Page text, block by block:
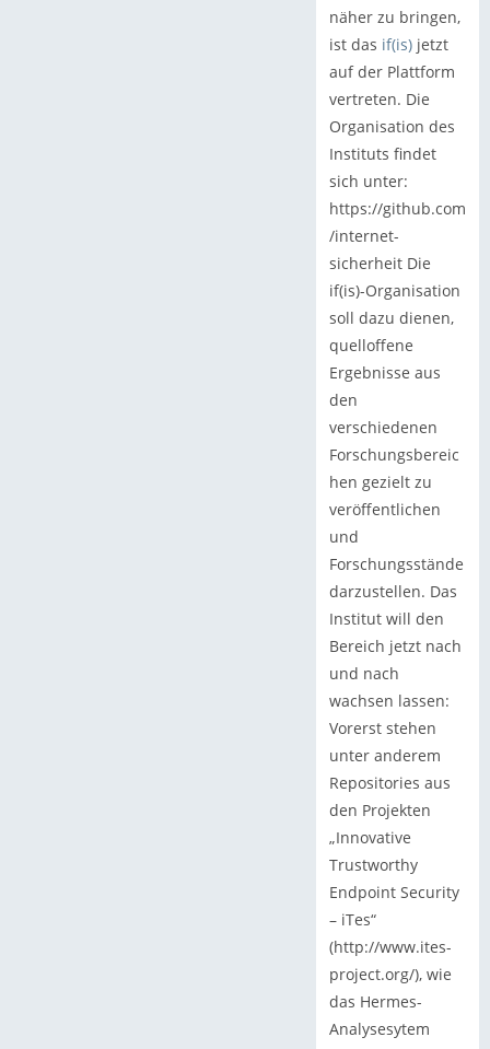
näher zu bringen,
ist das if(is)jetzt
auf der Plattform
vertreten. Die
Organisation des
Instituts findet
sich unter:
https://github.com
/internet-
sicherheit Die
if(is)-Organisation
soll dazu dienen,
quelloffene
Ergebnisse aus
den
verschiedenen
Forschungsbereic
hen gezielt zu
veröffentlichen
und
Forschungsstände
darzustellen. Das
Institut will den
Bereich jetzt nach
und nach
wachsen lassen:
Vorerst stehen
unter anderem
Repositories aus
den Projekten
„Innovative
Trustworthy
Endpoint Security
– iTes“
(http://www.ites-
project.org/), wie
das Hermes-
Analysesytem